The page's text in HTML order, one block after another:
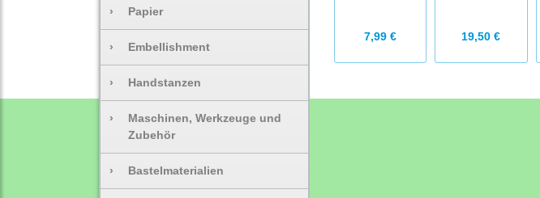
› Papier
› Embellishment
› Handstanzen
›
Maschinen, Werkzeuge und
Zubehör
› Bastelmaterialien
7,99 € 19,50 €